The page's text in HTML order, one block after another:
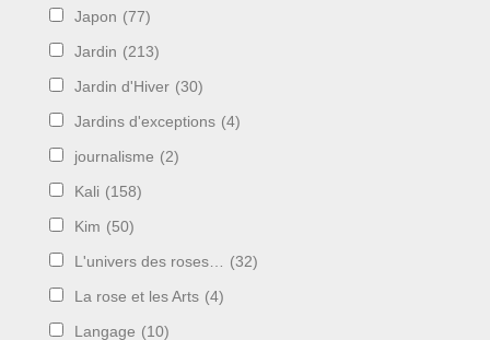
Japon (77)
Jardin (213)
Jardin d'Hiver (30)
Jardins d'exceptions (4)
journalisme (2)
Kali (158)
Kim (50)
L'univers des roses… (32)
La rose et les Arts (4)
Langage (10)